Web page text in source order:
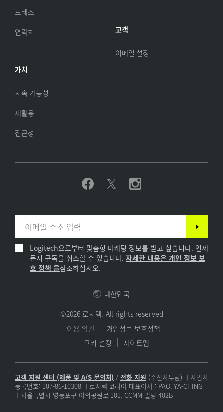
프레스
연락처
가치
지속 가능성
재활용
접근성
고객
이메일 설정
Logitech으로부터 맞춤형 마케팅 정보를 받고 싶습니다. 언제
든지 구독을 취소할 수 있습니다. 자세한 내용은 개인 정보 보
호 정책 을참조하십시오.
©2026 로지텍. All rights reserved
이용 약관
개인정보 보호정책
쿠키 설정
사이트맵
대한민국
고객 지원 센터 (제품 및 A/S 문의처) / 전화 지원 (수신자부담) ㅣ사업자
등록번호: 107-86-10308 ㅣ로지텍 코리아 대표이사 : PAO, YA-CHING
ㅣ서울특별시 영등포구 여의공원로 101, CCMM 빌딩 402B